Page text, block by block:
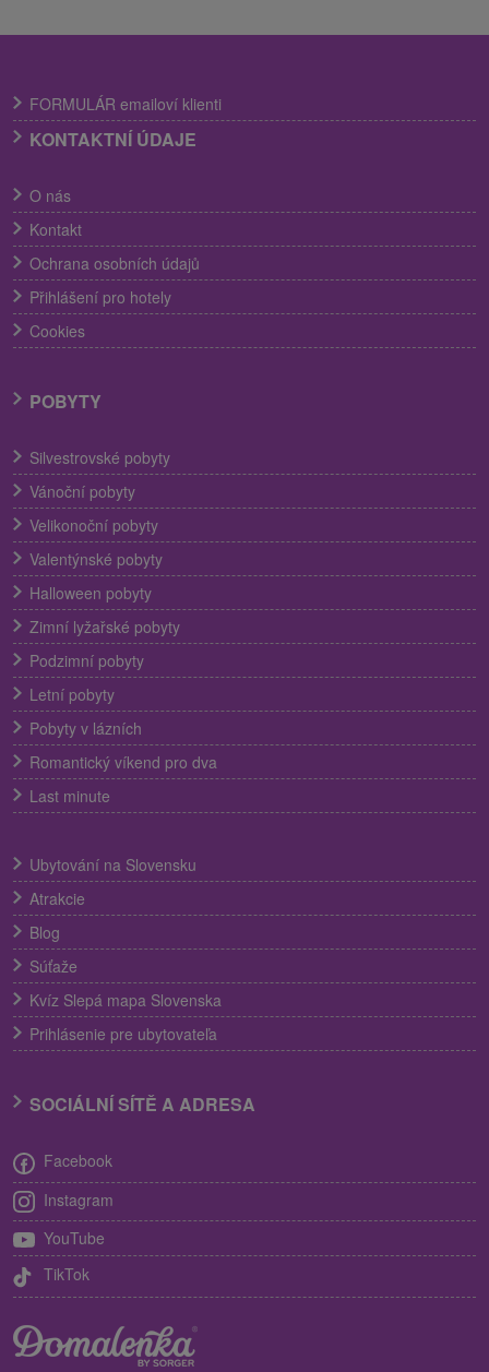
FORMULÁR emailoví klienti
KONTAKTNÍ ÚDAJE
O nás
Kontakt
Ochrana osobních údajů
Přihlášení pro hotely
Cookies
POBYTY
Silvestrovské pobyty
Vánoční pobyty
Velikonoční pobyty
Valentýnské pobyty
Halloween pobyty
Zimní lyžařské pobyty
Podzimní pobyty
Letní pobyty
Pobyty v lázních
Romantický víkend pro dva
Last minute
Ubytování na Slovensku
Atrakcie
Blog
Súťaže
Kvíz Slepá mapa Slovenska
Prihlásenie pre ubytovateľa
SOCIÁLNÍ SÍTĚ A ADRESA
Facebook
Instagram
YouTube
TikTok